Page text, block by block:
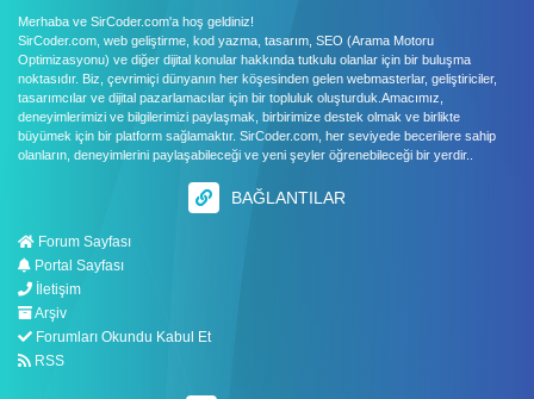
Merhaba ve SirCoder.com'a hoş geldiniz!
SirCoder.com, web geliştirme, kod yazma, tasarım, SEO (Arama Motoru
Optimizasyonu) ve diğer dijital konular hakkında tutkulu olanlar için bir buluşma
noktasıdır. Biz, çevrimiçi dünyanın her köşesinden gelen webmasterlar, geliştiriciler,
tasarımcılar ve dijital pazarlamacılar için bir topluluk oluşturduk.Amacımız,
deneyimlerimizi ve bilgilerimizi paylaşmak, birbirimize destek olmak ve birlikte
büyümek için bir platform sağlamaktır. SirCoder.com, her seviyede becerilere sahip
olanların, deneyimlerini paylaşabileceği ve yeni şeyler öğrenebileceği bir yerdir..
BAĞLANTILAR
Forum Sayfası
Portal Sayfası
İletişim
Arşiv
Forumları Okundu Kabul Et
RSS